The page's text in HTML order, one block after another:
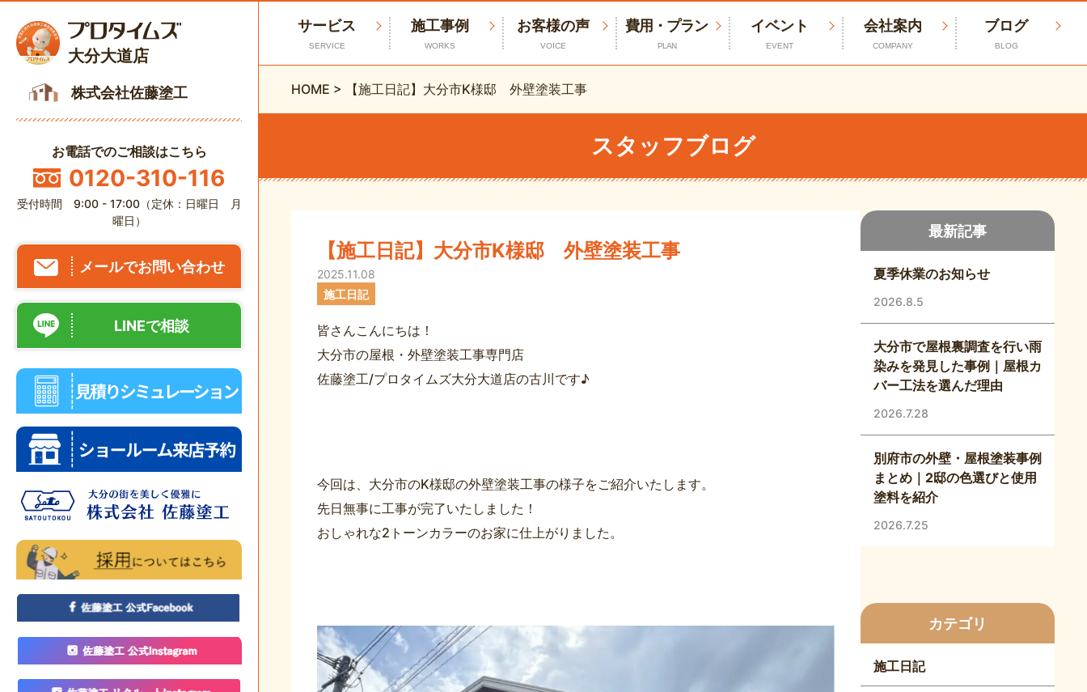
大分大道店
株式会社佐藤塗工
お電話でのご相談はこちら
0120-310-116
受付時間 9:00 - 17:00（定休：日曜日 月
曜日）
メールでお問い合わせ
LINEで相談
サービス
SERVICE
施工事例
WORKS
お客様の声
VOICE
費用・プラン
PLAN
イベント
EVENT
会社案内
COMPANY
ブログ
BLOG
HOME > 【施工日記】大分市K様邸 外壁塗装工事
スタッフブログ
【施工日記】大分市K様邸 外壁塗装工事
2025.11.08
施工日記
皆さんこんにちは！
大分市の屋根・外壁塗装工事専門店
佐藤塗工/プロタイムズ大分大道店の古川です♪
今回は、大分市のK様邸の外壁塗装工事の様子をご紹介いたします。
先日無事に工事が完了いたしました！
おしゃれな2トーンカラーのお家に仕上がりました。
最新記事
夏季休業のお知らせ
2026.8.5
大分市で屋根裏調査を行い雨
染みを発見した事例｜屋根カ
バー工法を選んだ理由
2026.7.28
別府市の外壁・屋根塗装事例
まとめ｜2邸の色選びと使用
塗料を紹介
2026.7.25
カテゴリ
施工日記